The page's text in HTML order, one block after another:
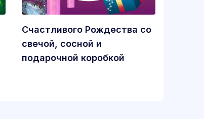
Счастливого Рождества со
свечой, сосной и
подарочной коробкой